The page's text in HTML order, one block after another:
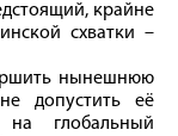
крайне
схватки –
нынешнюю
допустить её
глобальный